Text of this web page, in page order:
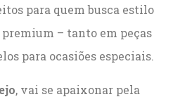
para quem busca estilo
– tanto em peças
para ocasiões especiais.
, vai se apaixonar pela